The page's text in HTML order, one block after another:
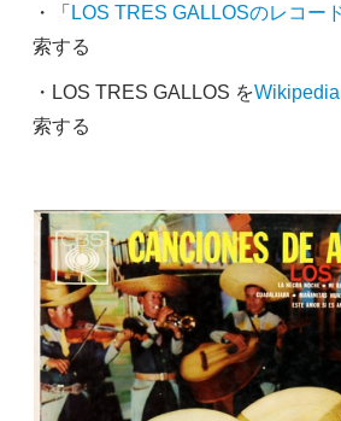
・「 LOS TRES GALLOSのレコー
索する
・LOS TRES GALLOS をWikipedia
索する